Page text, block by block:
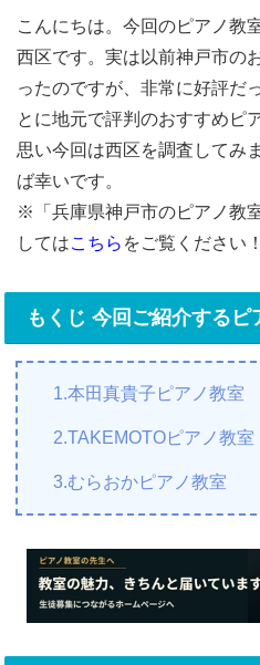
c
e
b
o
o
k
tt
er
e
こんにちは。今回のピアノ教
西区です。実は以前神戸市の
ったのですが、非常に好評だ
とに地元で評判のおすすめピ
思い今回は西区を調査してみ
ば幸いです。
※「兵庫県神戸市のピアノ教
してはこちら をご覧ください！
もくじ 今回ご紹介するピ
1.本田真貴子ピアノ教室
2.TAKEMOTOピアノ教室
3.むらおかピアノ教室